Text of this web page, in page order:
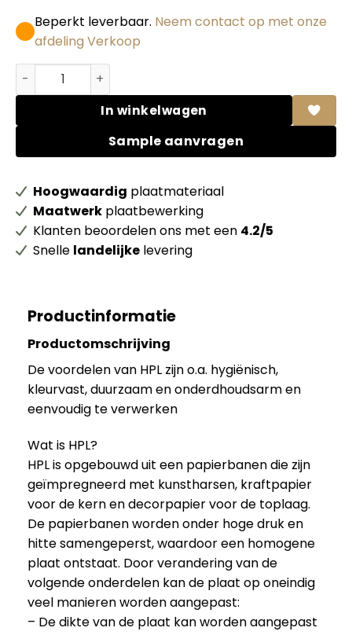
Beperkt leverbaar. Neem contact op met onze
afdeling Verkoop
Abet HPL 1860 Lucida 2 Samoa + folie aantal
In winkelwagen
Sample aanvragen
Hoogwaardig plaatmateriaal
Maatwerk plaatbewerking
Klanten beoordelen ons met een 4.2/5
Snelle landelijke levering
Productinformatie
Productomschrijving
De voordelen van HPL zijn o.a. hygiënisch,
kleurvast, duurzaam en onderdhoudsarm en
eenvoudig te verwerken
Wat is HPL?
HPL is opgebouwd uit een papierbanen die zijn
geïmpregneerd met kunstharsen, kraftpapier
voor de kern en decorpapier voor de toplaag.
De papierbanen worden onder hoge druk en
hitte samengeperst, waardoor een homogene
plaat ontstaat. Door verandering van de
volgende onderdelen kan de plaat op oneindig
veel manieren worden aangepast:
– De dikte van de plaat kan worden aangepast